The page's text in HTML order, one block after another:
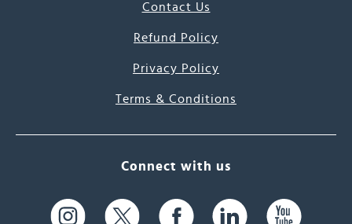
Contact Us
Refund Policy
Privacy Policy
Terms & Conditions
Connect with us